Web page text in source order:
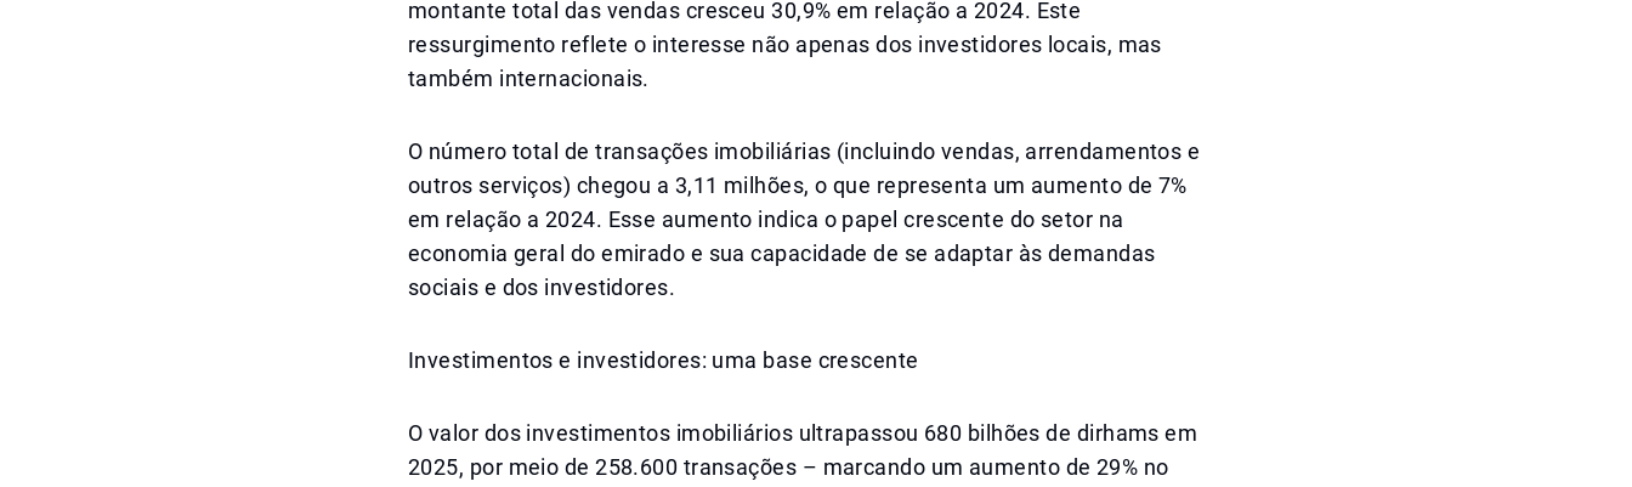
montante total das vendas cresceu 30,9% em relação a 2024. Este
ressurgimento reflete o interesse não apenas dos investidores locais, mas
também internacionais.
O número total de transações imobiliárias (incluindo vendas, arrendamentos e
outros serviços) chegou a 3,11 milhões, o que representa um aumento de 7%
em relação a 2024. Esse aumento indica o papel crescente do setor na
economia geral do emirado e sua capacidade de se adaptar às demandas
sociais e dos investidores.
Investimentos e investidores: uma base crescente
O valor dos investimentos imobiliários ultrapassou 680 bilhões de dirhams em
2025, por meio de 258.600 transações – marcando um aumento de 29% no